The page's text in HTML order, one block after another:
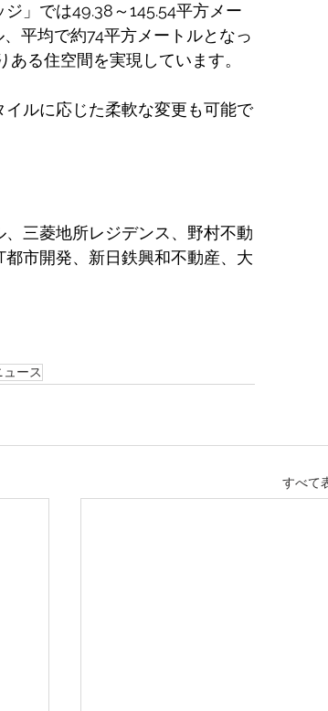
」では49.38～145.54平方メー
平均で約74平方メートルとなっ
る住空間を実現しています。
ルに応じた柔軟な変更も可能で
三菱地所レジデンス、野村不動
市開発、新日鉄興和不動産、大
ース
すべて